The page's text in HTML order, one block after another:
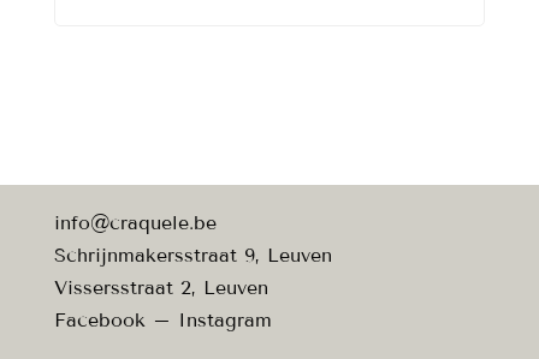
info@craquele.be
Schrijnmakersstraat 9, Leuven
Vissersstraat 2, Leuven
Facebook– Instagram